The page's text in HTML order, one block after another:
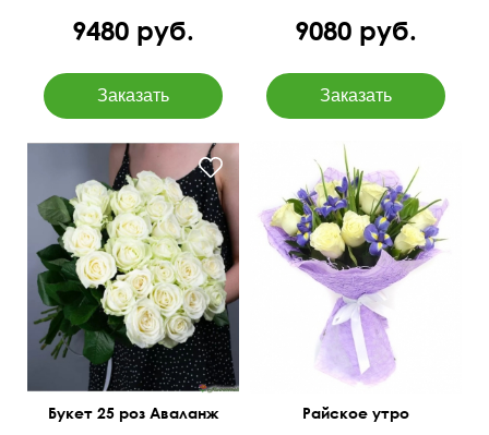
9480 руб. 9080 руб.
50 см 25 см
Букет 25 роз Аваланж
Роза Vendella, ирис Blue
magic, сизаль
50 см
40 см
Райское утро